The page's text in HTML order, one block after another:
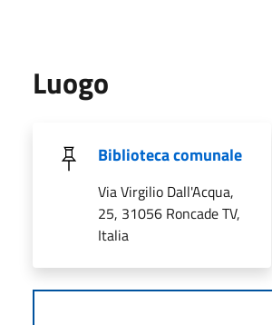
Luogo
Biblioteca comunale
Via Virgilio Dall'Acqua,
25, 31056 Roncade TV,
Italia